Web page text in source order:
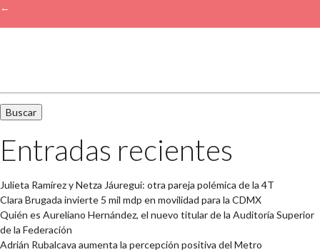
←
Entradas recientes
Julieta Ramírez y Netza Jáuregui: otra pareja polémica de la 4T
Clara Brugada invierte 5 mil mdp en movilidad para la CDMX
Quién es Aureliano Hernández, el nuevo titular de la Auditoría Superior
de la Federación
Adrián Rubalcava aumenta la percepción positiva del Metro